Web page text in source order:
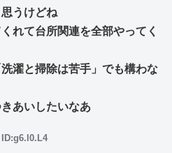
うけどね
れて台所関連を全部やってく
濯と掃除は苦手」でも構わな
あいしたいなあ
ID:g6.l0.L4